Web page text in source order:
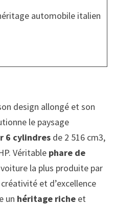
automobile italien
design allongé et son
le paysage
6 cylindresde 2 516 cm3,
Véritable phare de
la plus produite par
et d’excellence
un héritage richeet